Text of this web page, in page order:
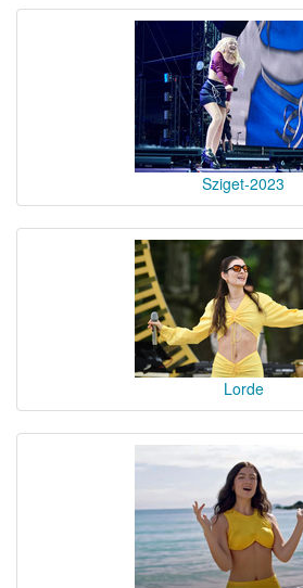
Sziget-2023
Lorde